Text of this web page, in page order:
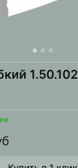
1.50.102